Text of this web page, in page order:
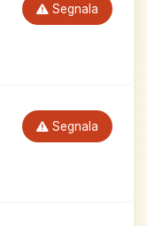
Segnala
Segnala